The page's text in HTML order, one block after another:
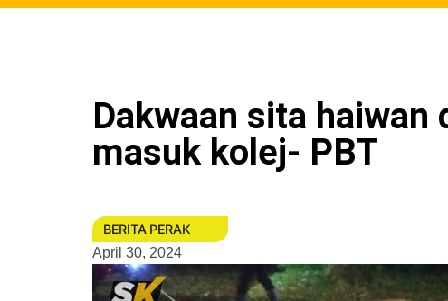
Dakwaan sita haiwan
masuk kolej- PBT
BERITA PERAK
April 30, 2024